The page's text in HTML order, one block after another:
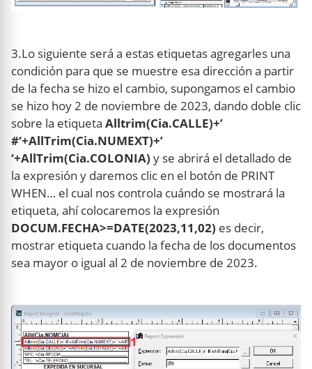
3.Lo siguiente será a estas etiquetas agregarles una
condición para que se muestre esa dirección a partir
de la fecha se hizo el cambio, supongamos el cambio
se hizo hoy 2 de noviembre de 2023, dando doble clic
sobre la etiqueta Alltrim(Cia.CALLE)+’
#‘+AllTrim(Cia.NUMEXT)+’
‘+AllTrim(Cia.COLONIA) y se abrirá el detallado de
la expresión y daremos clic en el botón de PRINT
WHEN… el cual nos controla cuándo se mostrará la
etiqueta, ahí colocaremos la expresión
DOCUM.FECHA>=DATE(2023,11,02) es decir,
mostrar etiqueta cuando la fecha de los documentos
sea mayor o igual al 2 de noviembre de 2023.